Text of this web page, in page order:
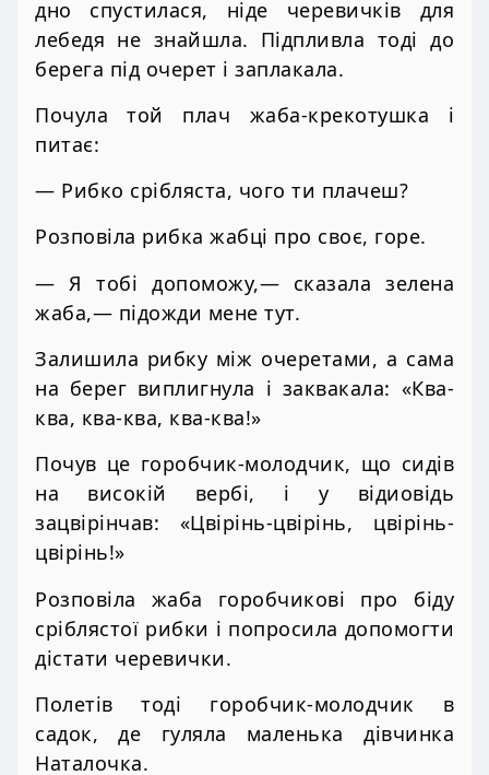
дно спустилася, ніде черевичків для
лебедя не знайшла. Підпливла тоді до
берега під очерет і заплакала.
Почула той плач жаба-крекотушка і
питає:
— Рибко срібляста, чого ти плачеш?
Розповіла рибка жабці про своє, горе.
— Я тобі допоможу,— сказала зелена
жаба,— підожди мене тут.
Залишила рибку між очеретами, а сама
на берег виплигнула і заквакала: «Ква-
ква, ква-ква, ква-ква!»
Почув це горобчик-молодчик, що сидів
на високій вербі, і у відиовідь
зацвірінчав: «Цвірінь-цвірінь, цвірінь-
цвірінь!»
Розповіла жаба горобчикові про біду
сріблястої рибки і попросила допомогти
дістати черевички.
Полетів тоді горобчик-молодчик в
садок, де гуляла маленька дівчинка
Наталочка.